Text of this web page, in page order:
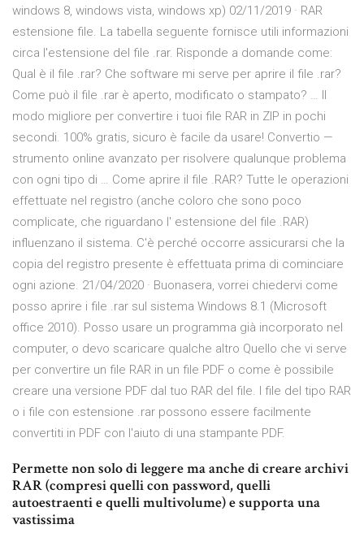
windows 8, windows vista, windows xp) 02/11/2019 · RAR
estensione file. La tabella seguente fornisce utili informazioni
circa l'estensione del file .rar. Risponde a domande come:
Qual è il file .rar? Che software mi serve per aprire il file .rar?
Come può il file .rar è aperto, modificato o stampato? … Il
modo migliore per convertire i tuoi file RAR in ZIP in pochi
secondi. 100% gratis, sicuro è facile da usare! Convertio —
strumento online avanzato per risolvere qualunque problema
con ogni tipo di … Come aprire il file .RAR? Tutte le operazioni
effettuate nel registro (anche coloro che sono poco
complicate, che riguardano l' estensione del file .RAR)
influenzano il sistema. C'è perché occorre assicurarsi che la
copia del registro presente è effettuata prima di cominciare
ogni azione. 21/04/2020 · Buonasera, vorrei chiedervi come
posso aprire i file .rar sul sistema Windows 8.1 (Microsoft
office 2010). Posso usare un programma già incorporato nel
computer, o devo scaricare qualche altro Quello che vi serve
per convertire un file RAR in un file PDF o come è possibile
creare una versione PDF dal tuo RAR del file. I file del tipo RAR
o i file con estensione .rar possono essere facilmente
convertiti in PDF con l'aiuto di una stampante PDF.
Permette non solo di leggere ma anche di creare archivi
RAR (compresi quelli con password, quelli
autoestraenti e quelli multivolume) e supporta una
vastissima